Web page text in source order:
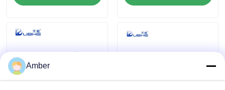
Blogue
Amber